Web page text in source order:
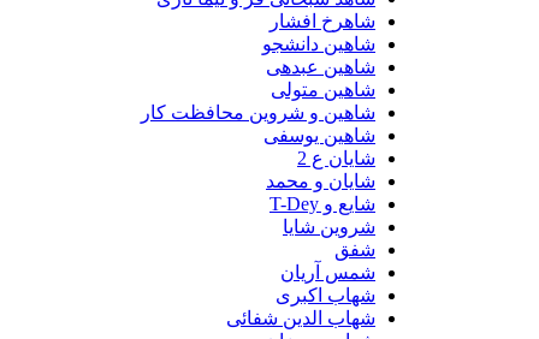
شاهرخ افشار
شاهین دانشجو
شاهین عبدهی
شاهین متولی
شاهین و شروین محافظت کار
شاهین یوسفی
شایان ع 2
شایان و محمد
شایع و T-Dey
شروین شایا
شمس آریان
شهاب اکبری
شهاب الدین شفائی